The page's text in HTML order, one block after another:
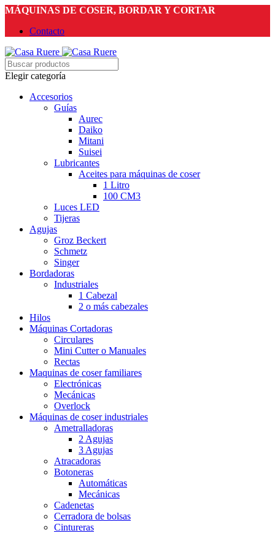
MÁQUINAS DE COSER, BORDAR Y CORTAR
Contacto
Elegir categoría
Accesorios
Guías
Aurec
Daiko
Mitani
Suisei
Lubricantes
Aceites para máquinas de coser
1 Litro
100 CM3
Luces LED
Tijeras
Agujas
Groz Beckert
Schmetz
Singer
Bordadoras
Industriales
1 Cabezal
2 o más cabezales
Hilos
Máquinas Cortadoras
Circulares
Mini Cutter o Manuales
Rectas
Maquinas de coser familiares
Electrónicas
Mecánicas
Overlock
Máquinas de coser industriales
Ametralladoras
2 Agujas
3 Agujas
Atracadoras
Botoneras
Automáticas
Mecánicas
Cadenetas
Cerradora de bolsas
Cintureras